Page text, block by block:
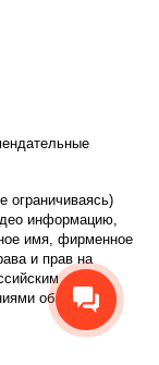
ограничиваясь)
информацию,
имя, фирменное
и прав на
об охране